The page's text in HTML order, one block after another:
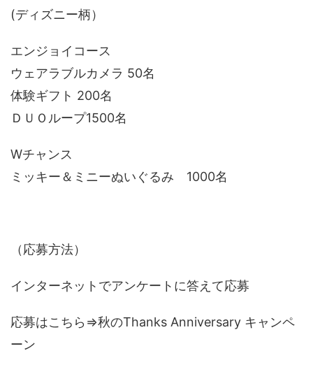
(ディズニー柄）
エンジョイコース
ウェアラブルカメラ 50名
体験ギフト 200名
ＤＵＯループ1500名
Wチャンス
ミッキー＆ミニーぬいぐるみ 1000名
（応募方法）
インターネットでアンケートに答えて応募
応募はこちら⇒秋のThanks Anniversary キャンペ
ーン